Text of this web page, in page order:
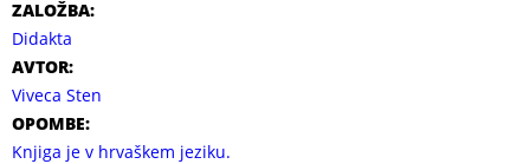
ZALOŽBA:
Didakta
AVTOR:
Viveca Sten
OPOMBE:
Knjiga je v hrvaškem jeziku.